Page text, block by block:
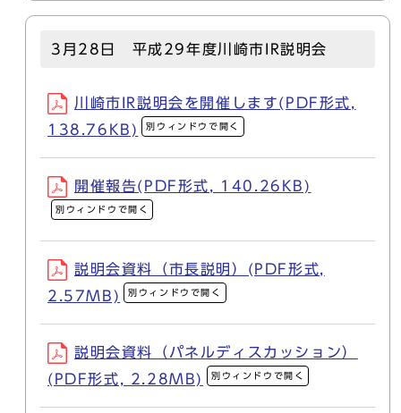
3月28日 平成29年度川崎市IR説明会
川崎市IR説明会を開催します(PDF形式,
138.76KB)
別ウィンドウで開く
開催報告(PDF形式, 140.26KB)
別ウィンドウで開く
説明会資料（市長説明）(PDF形式,
2.57MB)
別ウィンドウで開く
説明会資料（パネルディスカッション）
(PDF形式, 2.28MB)
別ウィンドウで開く